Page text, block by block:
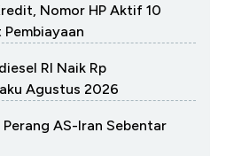
Nomor HP Aktif 10
Pembiayaan
RI Naik Rp
Agustus 2026
Perang AS-Iran Sebentar